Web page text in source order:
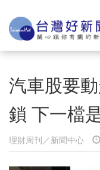
汽車股要
鎖 下一檔
理財周刊／新聞中心